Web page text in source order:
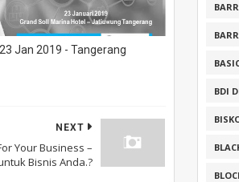
Jan 2019 - Tangerang
NEXT
Your Business –
Bisnis Anda.?
BDI